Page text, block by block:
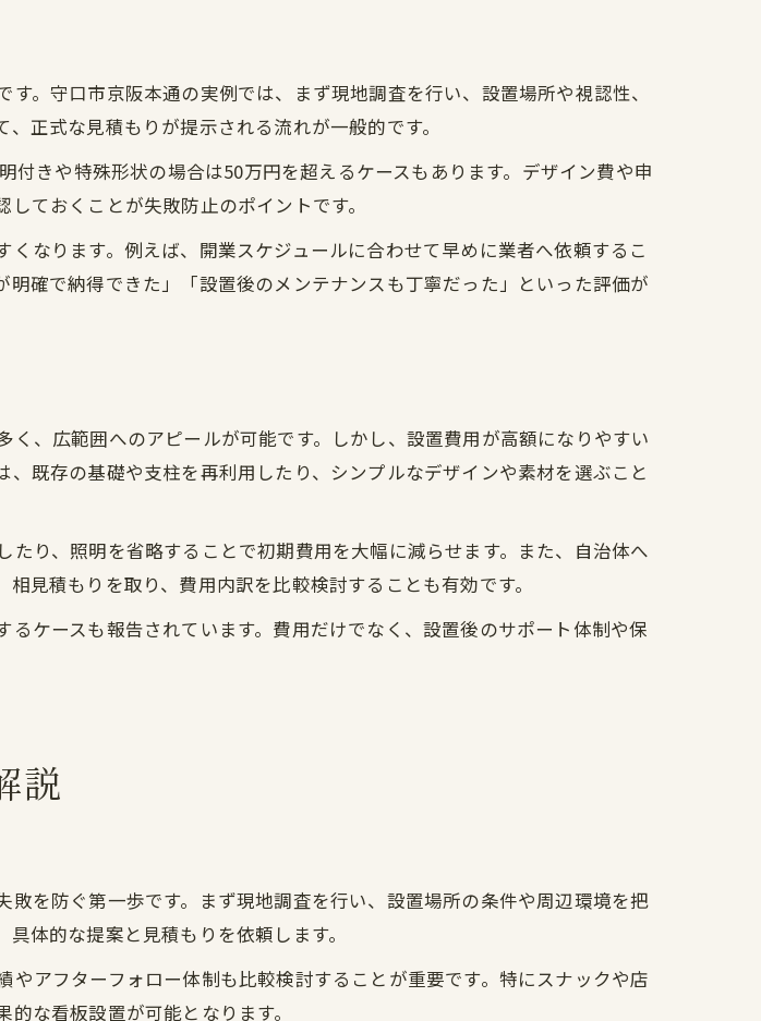
。守口市京阪本通の実例では、まず現地調査を行い、設置場所や視認性、
正式な見積もりが提示される流れが一般的です。
きや特殊形状の場合は50万円を超えるケースもあります。デザイン費や申
ておくことが失敗防止のポイントです。
なります。例えば、開業スケジュールに合わせて早めに業者へ依頼するこ
確で納得できた」「設置後のメンテナンスも丁寧だった」といった評価が
、広範囲へのアピールが可能です。しかし、設置費用が高額になりやすい
既存の基礎や支柱を再利用したり、シンプルなデザインや素材を選ぶこと
り、照明を省略することで初期費用を大幅に減らせます。また、自治体へ
見積もりを取り、費用内訳を比較検討することも有効です。
ケースも報告されています。費用だけでなく、設置後のサポート体制や保
説
を防ぐ第一歩です。まず現地調査を行い、設置場所の条件や周辺環境を把
体的な提案と見積もりを依頼します。
アフターフォロー体制も比較検討することが重要です。特にスナックや店
な看板設置が可能となります。